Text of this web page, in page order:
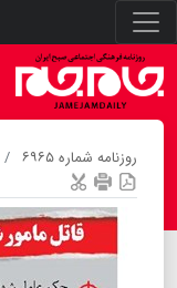
روزنامه شماره ۶۹۶۵